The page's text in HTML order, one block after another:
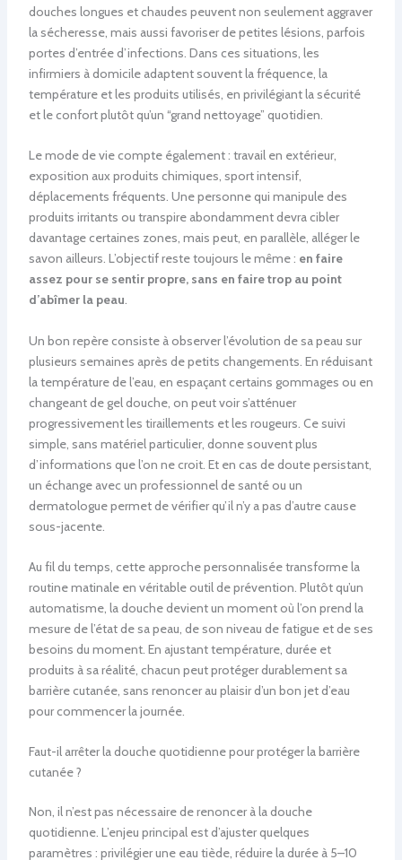
douches longues et chaudes peuvent non seulement aggraver
la sécheresse, mais aussi favoriser de petites lésions, parfois
portes d’entrée d’infections. Dans ces situations, les
infirmiers à domicile adaptent souvent la fréquence, la
température et les produits utilisés, en privilégiant la sécurité
et le confort plutôt qu’un “grand nettoyage” quotidien.
Le mode de vie compte également : travail en extérieur,
exposition aux produits chimiques, sport intensif,
déplacements fréquents. Une personne qui manipule des
produits irritants ou transpire abondamment devra cibler
davantage certaines zones, mais peut, en parallèle, alléger le
savon ailleurs. L’objectif reste toujours le même : en faire
assez pour se sentir propre, sans en faire trop au point
d’abîmer la peau.
Un bon repère consiste à observer l’évolution de sa peau sur
plusieurs semaines après de petits changements. En réduisant
la température de l’eau, en espaçant certains gommages ou en
changeant de gel douche, on peut voir s’atténuer
progressivement les tiraillements et les rougeurs. Ce suivi
simple, sans matériel particulier, donne souvent plus
d’informations que l’on ne croit. Et en cas de doute persistant,
un échange avec un professionnel de santé ou un
dermatologue permet de vérifier qu’il n’y a pas d’autre cause
sous-jacente.
Au fil du temps, cette approche personnalisée transforme la
routine matinale en véritable outil de prévention. Plutôt qu’un
automatisme, la douche devient un moment où l’on prend la
mesure de l’état de sa peau, de son niveau de fatigue et de ses
besoins du moment. En ajustant température, durée et
produits à sa réalité, chacun peut protéger durablement sa
barrière cutanée, sans renoncer au plaisir d’un bon jet d’eau
pour commencer la journée.
Faut-il arrêter la douche quotidienne pour protéger la barrière
cutanée ?
Non, il n’est pas nécessaire de renoncer à la douche
quotidienne. L’enjeu principal est d’ajuster quelques
paramètres : privilégier une eau tiède, réduire la durée à 5–10